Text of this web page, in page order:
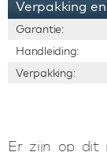
Verpakking
Garantie:
Handleiding:
Verpakking:
Er zijn op dit